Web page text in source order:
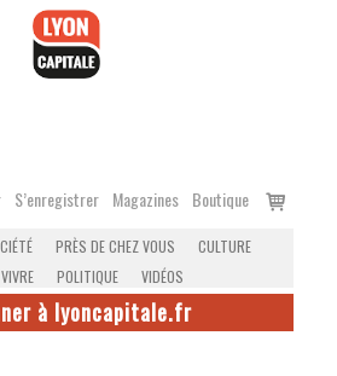
S’enregistrer Magazines Boutique
Voir
PRÈS DE CHEZ VOUS
CULTURE
POLITIQUE VIDÉOS
à lyoncapitale.fr